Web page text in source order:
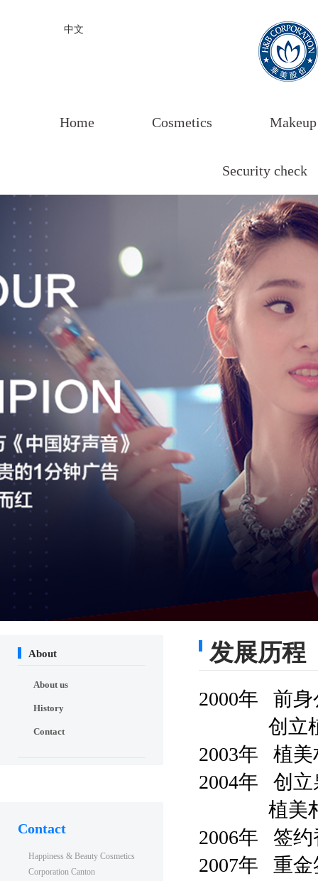
中文
Home Cosmetics Makeup
Security check
About
About us
History
Contact
Contact
Happiness & Beauty Cosmetics
Corporation Canton
发展历程
2000年 前身
创立植
2003年 植美
2004年 创立
植美村提
2006年 签约
2007年 重金